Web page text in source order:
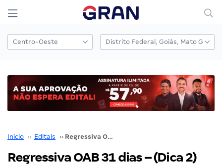
Início ›› Editais ›› Regressiva OAB 31 dias – (Dica 2) Direito Civil: Professora Patrícia Dreyer
Regressiva OAB 31 dias – (Dica 2)